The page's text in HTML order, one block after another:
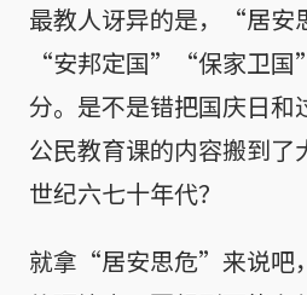
最教人讶异的是，“居
“安邦定国”“保家卫国
分。是不是错把国庆日和
公民教育课的内容搬到了
世纪六七十年代？
就拿“居安思危”来说吧